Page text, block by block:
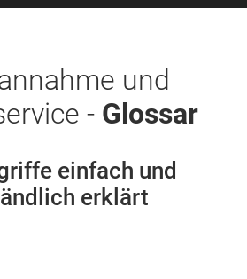
und
- Glossar
einfach und
erklärt